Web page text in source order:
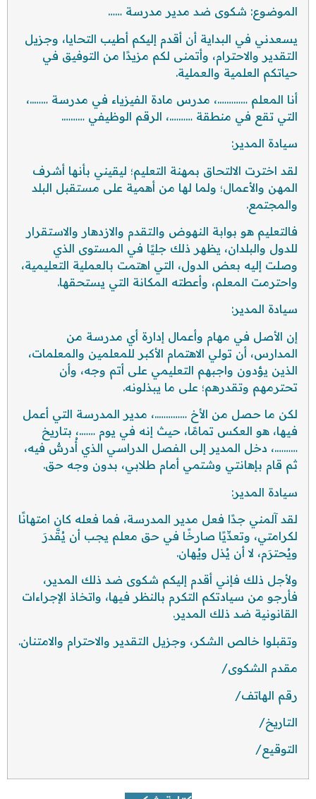
الموضوع: شكوى ضد مدير مدرسة ……
يسعدني في البداية أن أقدم إليكم أطيب التحايا، وجزيل
التقدير والاحترام، وأتمنى لكم مزيدًا من التوفيق في
حياتكم العلمية والعملية.
أنا المعلم ………….، مدرس مادة الفيزياء في مدرسة ……..،
التي تقع في منطقة ……….، الرقم الوظيفي ……….
سيادة المدير:
لقد اخترت الالتحاق بمهنة التعليم؛ ليقيني بأنها أشرف
المهن والأعمال؛ ولما لها من أهمية على مستقبل البلد
والمجتمع.
فالتعليم هو بوابة النهوض والتقدم والازدهار والاستقرار
للدول والبلدان، يظهر ذلك جليًا في المستوى الذي
وصلت إليه بعض الدول، التي اهتمت بالعملية التعليمية،
واحترمت المعلم، وأعطته المكانة التي يستحقها.
سيادة المدير:
إن الأصل في مهام وأعمال إدارة أي مدرسة من
المدارس، أن تولي الاهتمام الأكبر للمعلمين والمعلمات،
الذين يؤدون واجبهم التعليمي على أتم وجه، وأن
تحترمهم وتقدرهم؛ على ما يبذلونه.
لكن ما حصل من الأخ …………..، مدير المدرسة التي أعمل
فيها، هو العكس تمامًا، حيث إنه في يوم …….، بتاريخ
……….، دخل المدير إلى الفصل الدراسي الذي أُدرسُّ فيه،
ثم قام بإهانتي وشتمي أمام طلابي، بدون وجه حق.
سيادة المدير:
لقد آلمني جدًا فعل مدير المدرسة، فما فعله كان امتهانًا
لكرامتي، وتعدِّيًا صارخًا في حق معلم يجب أن يُقَّدرَ
ويُحترَم، لا أن يُذل ويُهان.
ولأجل ذلك فإني أقدم إليكم شكوى ضد ذلك المدير،
فأرجو من سيادتكم التكرم بالنظر فيها، واتخاذ الإجراءات
القانونية ضد ذلك المدير.
وتقبلوا خالص الشكر، وجزيل التقدير والاحترام والامتنان.
مقدم الشكوى/
رقم الهاتف/
التاريخ/
التوقيع/